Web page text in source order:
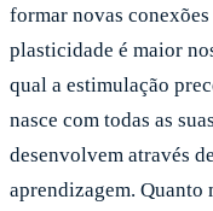
formar novas
plasticidade é maior
qual a estimulação
nasce com todas as
desenvolvem através
aprendizagem. Quanto